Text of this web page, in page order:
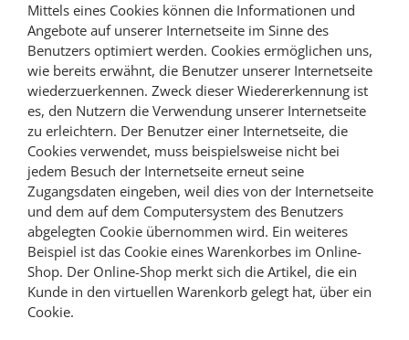
Mittels eines Cookies können die Informationen und
Angebote auf unserer Internetseite im Sinne des
Benutzers optimiert werden. Cookies ermöglichen uns,
wie bereits erwähnt, die Benutzer unserer Internetseite
wiederzuerkennen. Zweck dieser Wiedererkennung ist
es, den Nutzern die Verwendung unserer Internetseite
zu erleichtern. Der Benutzer einer Internetseite, die
Cookies verwendet, muss beispielsweise nicht bei
jedem Besuch der Internetseite erneut seine
Zugangsdaten eingeben, weil dies von der Internetseite
und dem auf dem Computersystem des Benutzers
abgelegten Cookie übernommen wird. Ein weiteres
Beispiel ist das Cookie eines Warenkorbes im Online-
Shop. Der Online-Shop merkt sich die Artikel, die ein
Kunde in den virtuellen Warenkorb gelegt hat, über ein
Cookie.